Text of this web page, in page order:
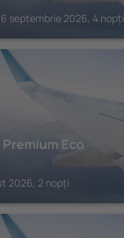
septembrie 2026, 4 nopți
Eco
2026, 2 nopți